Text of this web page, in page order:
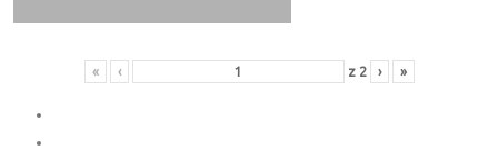
« ‹ z 2 › »